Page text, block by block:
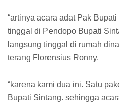
“artinya acara adat Pak
tinggal di Pendopo Bupati
langsung tinggal di rumah
terang Florensius Ronny.
“karena kami dua ini. Satu
Bupati Sintang. sehingga